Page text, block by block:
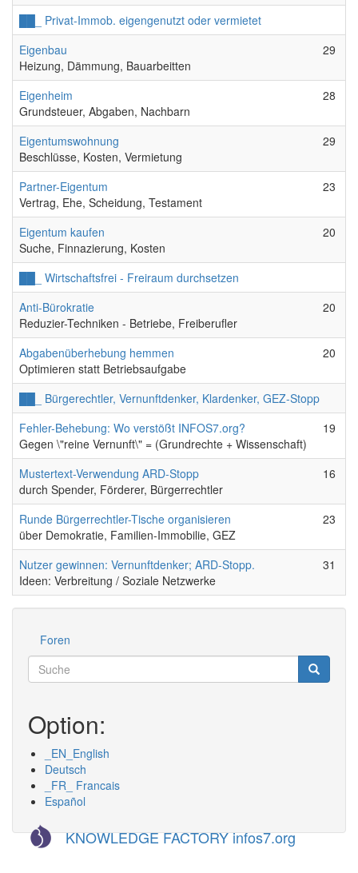
Keine neuen Beiträge
██_ Privat-Immob. eigengenutzt oder vermietet
Keine neuen Beiträge
Eigenbau
Heizung, Dämmung, Bauarbeitten
29
Keine neuen Beiträge
Eigenheim
Grundsteuer, Abgaben, Nachbarn
28
Keine neuen Beiträge
Eigentumswohnung
Beschlüsse, Kosten, Vermietung
29
Keine neuen Beiträge
Partner-Eigentum
Vertrag, Ehe, Scheidung, Testament
23
Keine neuen Beiträge
Eigentum kaufen
Suche, Finnazierung, Kosten
20
Keine neuen Beiträge
██_ Wirtschaftsfrei - Freiraum durchsetzen
Keine neuen Beiträge
Anti-Bürokratie
Reduzier-Techniken - Betriebe, Freiberufler
20
Keine neuen Beiträge
Abgabenüberhebung hemmen
Optimieren statt Betriebsaufgabe
20
Keine neuen Beiträge
██_ Bürgerechtler, Vernunftdenker, Klardenker, GEZ-Stopp
Keine neuen Beiträge
Fehler-Behebung: Wo verstößt INFOS7.org?
Gegen \"reine Vernunft\" = (Grundrechte + Wissenschaft)
19
Keine neuen Beiträge
Mustertext-Verwendung ARD-Stopp
durch Spender, Förderer, Bürgerrechtler
16
Keine neuen Beiträge
Runde Bürgerrechtler-Tische organisieren
über Demokratie, Familien-Immobilie, GEZ
23
Keine neuen Beiträge
Nutzer gewinnen: Vernunftdenker; ARD-Stopp.
Ideen: Verbreitung / Soziale Netzwerke
31
Werkzeuge
Foren
Suche
Suche Suche
Option:
_EN_English
Deutsch
_FR_ Francais
Español
KNOWLEDGE FACTORY infos7.org